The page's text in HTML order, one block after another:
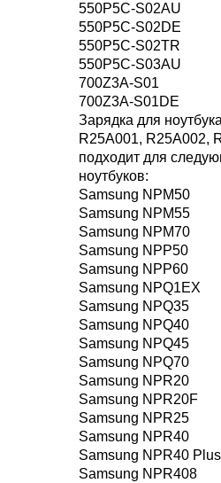
550P5C-S02AU
550P5C-S02DE
550P5C-S02TR
550P5C-S03AU
700Z3A-S01
700Z3A-S01DE
Зарядка для
R25A001, R25A002,
подходит для
ноутбуков:
Samsung NPM50
Samsung NPM55
Samsung NPM70
Samsung NPP50
Samsung NPP60
Samsung NPQ1EX
Samsung NPQ35
Samsung NPQ40
Samsung NPQ45
Samsung NPQ70
Samsung NPR20
Samsung NPR20F
Samsung NPR25
Samsung NPR40
Samsung NPR40 Plus
Samsung NPR408